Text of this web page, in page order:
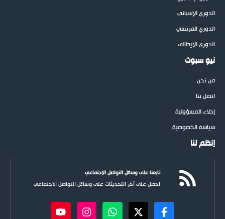
الدوري الإسباني
الدوري الفرنسي
الدوري الإيطالي
نيو سبوت
من نحن
اتصل بنا
إخلاء المسؤولية
سياسة الخصوصية
إنظم لنا
تابعنا على وسائل التواصل الاجتماعي
احصل على آخر التحديثات على وسائل التواصل الاجتماعي